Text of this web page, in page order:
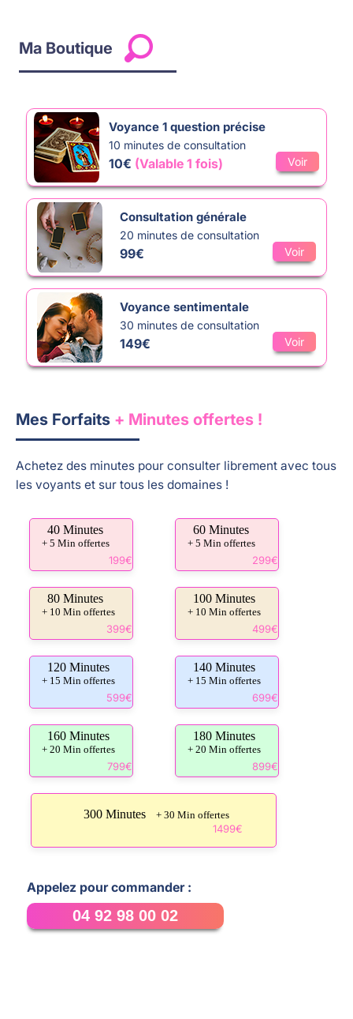
Ma Boutique
Voyance 1 question précise
10 minutes de consultation
10€ (Valable 1 fois) Voir
Consultation générale
20 minutes de consultation
99€ Voir
Voyance sentimentale
30 minutes de consultation
149€ Voir
Mes Forfaits + Minutes offertes !
Achetez des minutes pour consulter librement avec tous
les voyants et sur tous les domaines !
40 Minutes
+ 5 Min offertes
199€
60 Minutes
+ 5 Min offertes
299€
80 Minutes
+ 10 Min offertes
399€
100 Minutes
+ 10 Min offertes
499€
120 Minutes
+ 15 Min offertes
599€
140 Minutes
+ 15 Min offertes
699€
160 Minutes
+ 20 Min offertes
799€
180 Minutes
+ 20 Min offertes
899€
300 Minutes + 30 Min offertes
1499€
Appelez pour commander :
04 92 98 00 02